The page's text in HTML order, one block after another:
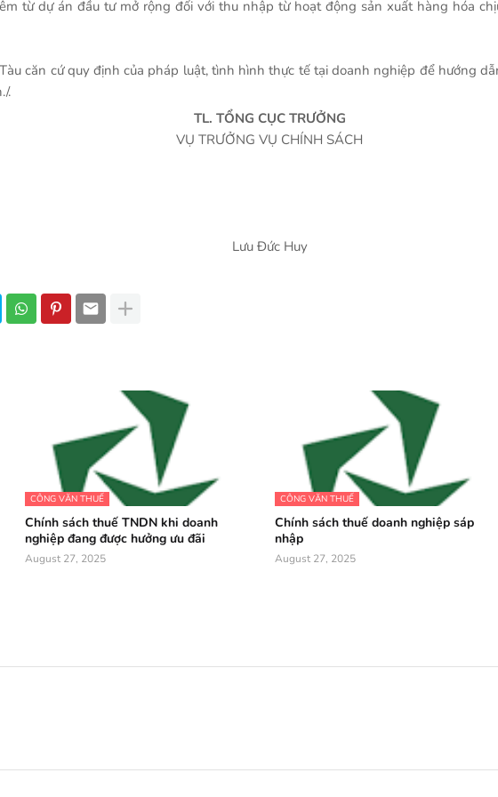
từ dự án đầu tư mở rộng đối với thu nhập từ hoạt động sản xuất hàng hóa
căn cứ quy định của pháp luật, tình hình thực tế tại doanh nghiệp để hướng
.
TL. TỔNG CỤC TRƯỞNG
VỤ TRƯỞNG VỤ CHÍNH SÁCH
Lưu Đức Huy
CÔNG VĂN THUẾ
Chính sách thuế TNDN khi doanh
nghiệp đang được hưởng ưu đãi
August 27, 2025
CÔNG VĂN THUẾ
Chính sách thuế doanh nghiệp sáp
nhập
August 27, 2025